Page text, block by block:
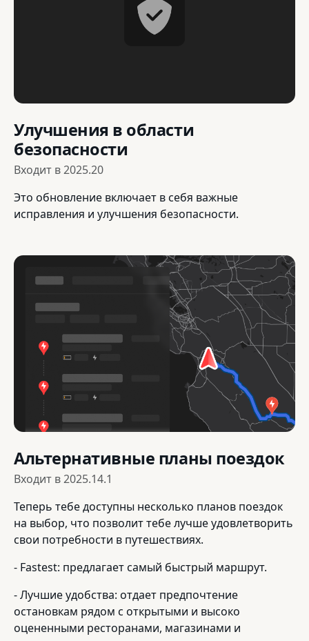
Улучшения в области
безопасности
Входит в2025.20
Это обновление включает в себя важные
исправления и улучшения безопасности.
Альтернативные планы поездок
Входит в2025.14.1
Теперь тебе доступны несколько планов поездок
на выбор, что позволит тебе лучше удовлетворить
свои потребности в путешествиях.
- Fastest: предлагает самый быстрый маршрут.
- Лучшие удобства: отдает предпочтение
остановкам рядом с открытыми и высоко
оцененными ресторанами, магазинами и